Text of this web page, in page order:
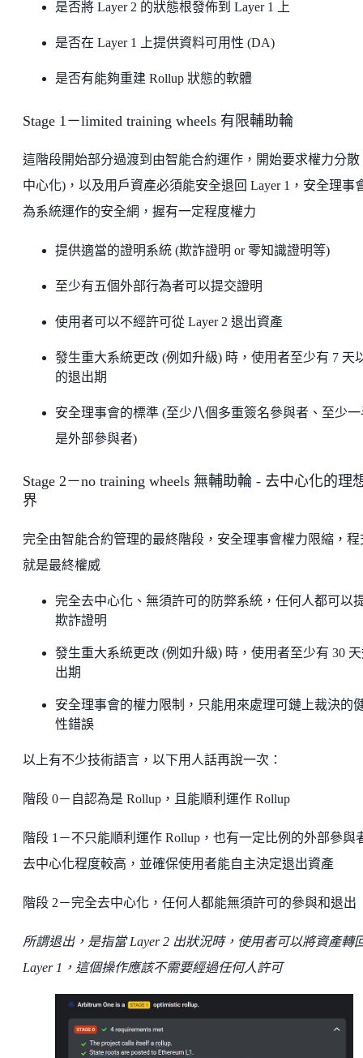
是否將 Layer 2 的狀態根發佈到 Layer 1 上
是否在 Layer 1 上提供資料可用性 (DA)
是否有能夠重建 Rollup 狀態的軟體
Stage 1－limited training wheels 有限輔助輪
這階段開始部分過渡到由智能合約運作，開始要求權力分散
中心化)，以及用戶資產必須能安全退回 Layer 1，安全理事
為系統運作的安全網，握有一定程度權力
提供適當的證明系統 (欺詐證明 or 零知識證明等)
至少有五個外部行為者可以提交證明
使用者可以不經許可從 Layer 2 退出資產
發生重大系統更改 (例如升級) 時，使用者至少有 7 天
的退出期
安全理事會的標準 (至少八個多重簽名參與者、至少一
是外部參與者)
Stage 2－no training wheels 無輔助輪 - 去中心化的理
界
完全由智能合約管理的最終階段，安全理事會權力限縮，程
就是最終權威
完全去中心化、無須許可的防弊系統，任何人都可以
欺詐證明
發生重大系統更改 (例如升級) 時，使用者至少有 30
出期
安全理事會的權力限制，只能用來處理可鏈上裁決的
性錯誤
以上有不少技術語言，以下用人話再說一次：
階段 0－自認為是 Rollup，且能順利運作 Rollup
階段 1－不只能順利運作 Rollup，也有一定比例的外部參與
去中心化程度較高，並確保使用者能自主決定退出資產
階段 2－完全去中心化，任何人都能無須許可的參與和退出
所謂退出，是指當 Layer 2 出狀況時，使用者可以將資產轉
Layer 1，這個操作應該不需要經過任何人許可